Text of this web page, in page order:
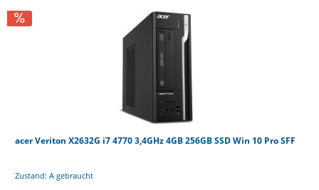
acer Veriton X2632G i7 4770 3,4GHz 4GB 256GB SSD Win 10 Pro SFF
Zustand: A gebraucht